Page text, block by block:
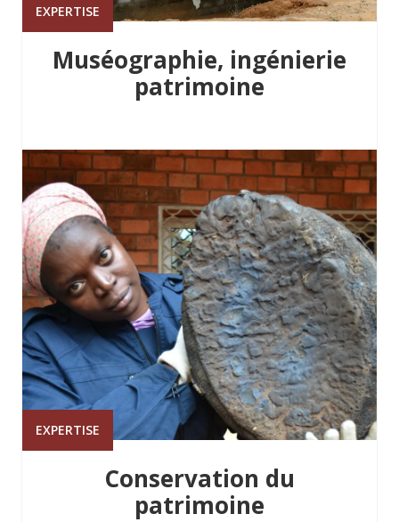
EXPERTISE
Muséographie, ingénierie
patrimoine
EXPERTISE
Conservation du
patrimoine